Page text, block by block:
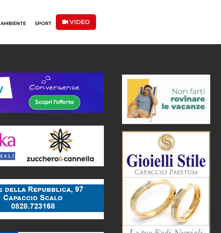
AMBIENTE SPORT VIDEO